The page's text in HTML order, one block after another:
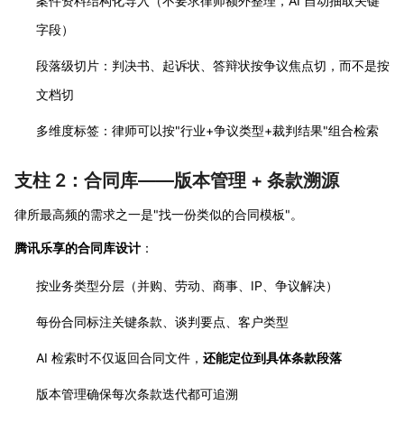
字段）
段落级切片：判决书、起诉状、答辩状按争议焦点切，而不是按
文档切
多维度标签：律师可以按"行业+争议类型+裁判结果"组合检索
支柱 2：合同库——版本管理 + 条款溯源
律所最高频的需求之一是"找一份类似的合同模板"。
腾讯乐享的合同库设计 ：
按业务类型分层（并购、劳动、商事、IP、争议解决）
每份合同标注关键条款、谈判要点、客户类型
AI 检索时不仅返回合同文件， 还能定位到具体条款段落
版本管理确保每次条款迭代都可追溯